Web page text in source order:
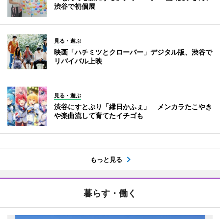
渋谷で初個展
見る・遊ぶ
映画「ハチミツとクローバー」デジタル版、渋谷で
リバイバル上映
見る・遊ぶ
渋谷にすとぷり「縁日かふぇ」 メンカラたこやき
や楽曲流して育てたイチゴも
もっと見る
暮らす・働く